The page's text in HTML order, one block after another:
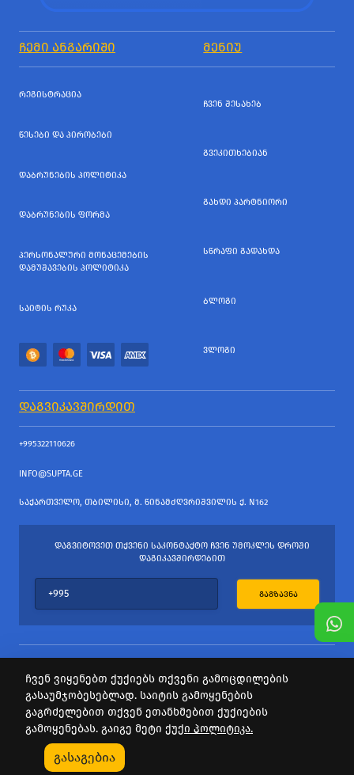
Კატეგორიები Აქციები
ᲩᲔᲛᲘ ᲐᲜᲒᲐᲠᲘᲨᲘ ᲛᲔᲜᲘᲣ
ᲠᲔᲒᲘᲡᲢᲠᲐᲪᲘᲐ
ᲬᲔᲡᲔᲑᲘ ᲓᲐ ᲞᲘᲠᲝᲑᲔᲑᲘ
ᲓᲐᲑᲠᲣᲜᲔᲑᲘᲡ ᲞᲝᲚᲘᲢᲘᲙᲐ
ᲓᲐᲑᲠᲣᲜᲔᲑᲘᲡ ᲤᲝᲠᲛᲐ
ᲞᲔᲠᲡᲝᲜᲐᲚᲣᲠᲘ ᲛᲝᲜᲐᲪᲔᲛᲔᲑᲘᲡ
ᲓᲐᲛᲣᲨᲐᲕᲔᲑᲘᲡ ᲞᲝᲚᲘᲢᲘᲙᲐ
ᲡᲐᲘᲢᲘᲡ ᲠᲣᲙᲐ
ᲩᲕᲔᲜ ᲨᲔᲡᲐᲮᲔᲑ
ᲒᲕᲔᲙᲘᲗᲮᲔᲑᲘᲐᲜ
ᲒᲐᲮᲓᲘ ᲞᲐᲠᲢᲜᲘᲝᲠᲘ
ᲡᲬᲠᲐᲤᲘ ᲒᲐᲓᲐᲮᲓᲐ
ᲑᲚᲝᲒᲘ
ᲕᲚᲝᲒᲘ
ᲓᲐᲒᲕᲘᲙᲐᲕᲨᲘᲠᲓᲘᲗ
+995322110626
INFO@SUPTA.GE
ᲡᲐᲥᲐᲠᲗᲕᲔᲚᲝ, ᲗᲑᲘᲚᲘᲡᲘ, Მ. ᲬᲘᲜᲐᲛᲫᲦᲕᲠᲘᲨᲕᲘᲚᲘᲡ Ქ. N162
ᲓᲐᲒᲕᲘᲢᲝᲕᲔᲗ ᲗᲥᲕᲔᲜᲘ ᲡᲐᲙᲝᲜᲢᲐᲥᲢᲝ ᲩᲕᲔᲜ ᲣᲛᲝᲙᲚᲔᲡ ᲓᲠᲝᲨᲘ
ᲓᲐᲒᲘᲙᲐᲕᲨᲘᲠᲓᲔᲑᲘᲗ
ᲒᲐᲒᲖᲐᲕᲜᲐ
ყველა უფლება დაცულია
საიტის პროვაიდერი Webdoors.ge
ჩვენ ვიყენებთ ქუქიებს თქვენი გამოცდილების
გასაუმჯობესებლად. საიტის გამოყენების
გაგრძელებით თქვენ ეთანხმებით ქუქიების
გამოყენებას. გაიგე მეტი ქუქი პოლიტიკა.
გასაგებია